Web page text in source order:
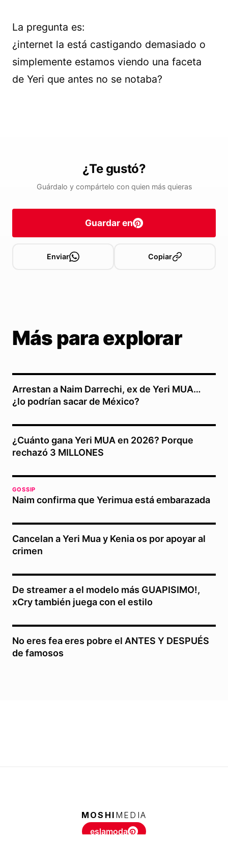
La pregunta es:
¿internet la está castigando demasiado o
simplemente estamos viendo una faceta
de Yeri que antes no se notaba?
¿Te gustó?
Guárdalo y compártelo con quien más quieras
Guardar en
Enviar Copiar
Más para explorar
Arrestan a Naim Darrechi, ex de Yeri MUA…
¿lo podrían sacar de México?
¿Cuánto gana Yeri MUA en 2026? Porque
rechazó 3 MILLONES
GOSSIP
Naim confirma que Yerimua está embarazada
Cancelan a Yeri Mua y Kenia os por apoyar al
crimen
De streamer a el modelo más GUAPISIMO!,
xCry también juega con el estilo
No eres fea eres pobre el ANTES Y DESPUÉS
de famosos
MOSHI MEDIA
eslamoda